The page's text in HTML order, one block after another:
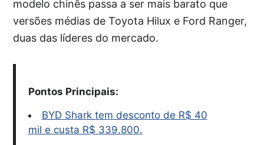
modelo chinês passa a ser mais barato que
versões médias de Toyota Hilux e Ford Ranger,
duas das líderes do mercado.
Pontos Principais:
BYD Shark tem desconto de R$ 40
mil e custa R$ 339.800.